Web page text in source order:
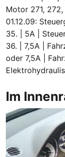
Motor 271,
01.12.09:
35. | 5A |
36. | 7,5A |
oder 7,5A |
Im